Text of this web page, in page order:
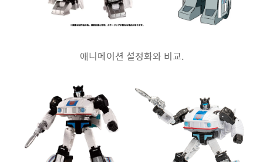
애니메이션 설정화와 비교.